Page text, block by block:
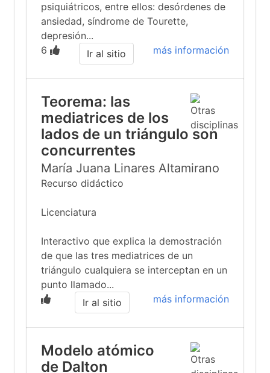
psiquiátricos, entre ellos: desórdenes de
ansiedad, síndrome de Tourette,
depresión...
6
más información
Ir al sitio
Teorema: las
mediatrices de los
lados de un triángulo son
concurrentes
María Juana Linares Altamirano
Recurso didáctico
Licenciatura
Interactivo que explica la demostración
de que las tres mediatrices de un
triángulo cualquiera se interceptan en un
punto llamado...
más información
Ir al sitio
Modelo atómico
de Dalton